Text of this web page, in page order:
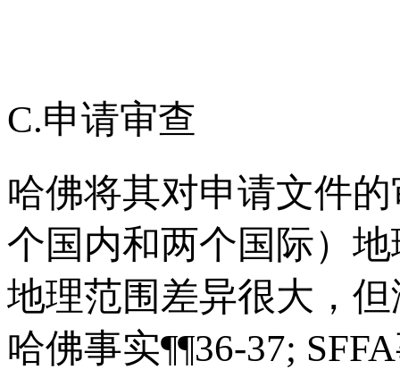
C.申请审查
哈佛将其对申请文件
个国内和两个国际）
地理范围差异很大，
哈佛事实¶¶36-37;